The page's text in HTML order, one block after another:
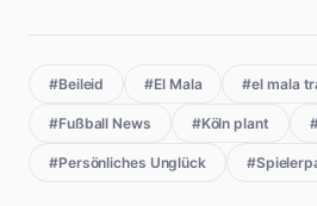
#Beileid #El Mala #el mala
#Fußball News #Köln plant
#Persönliches Unglück